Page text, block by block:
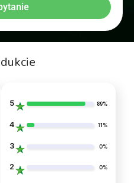
5 89%
4 11%
3 0%
2 0%